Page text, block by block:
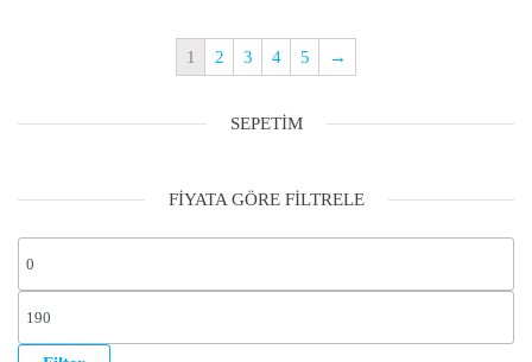
1 2 3 4 5 →
SEPETIM
FIYATA GÖRE FILTRELE